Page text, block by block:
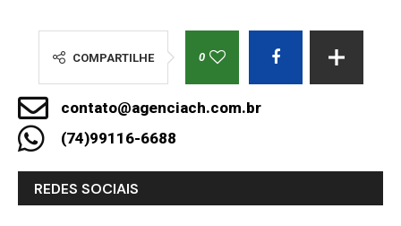
COMPARTILHE 0
contato@agenciach.com.br
(74)99116-6688
REDES SOCIAIS